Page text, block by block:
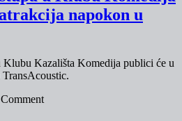
napokon u
Klubu Kazališta Komedija publici će u